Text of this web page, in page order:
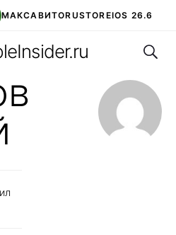
МАКСАВИТОRUSTOREIOS 26.6
ЧАТ В ROBLOX